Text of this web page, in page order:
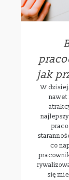
jak
W
nawet
co
się